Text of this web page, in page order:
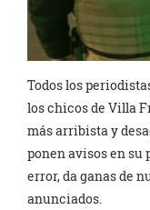
Todos los
los chicos de Villa
más arribista y
ponen avisos en su
error, da ganas de
anunciados.